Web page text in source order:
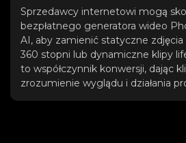
Sprzedawcy internetowi mogą
bezpłatnego generatora wideo
AI, aby zamienić statyczne
360 stopni lub dynamiczne klipy
to współczynnik konwersji, dając
zrozumienie wyglądu i działania